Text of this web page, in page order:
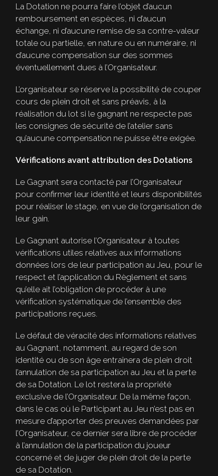
La Dotation ne pourra faire l’objet d’aucun
remboursement en espèces, ni d’aucun
échange, ni d’aucune remise de sa contre-valeur
totale ou partielle, en nature ou en numéraire, ni
d’aucune compensation sur des sommes
éventuellement dues à l’Organisateur.
L’organisateur se réserve la possibilité de couper
cours de plein droit et sans préavis, à la
réalisation du lot si le gagnant ne respecte pas
les consignes de sécurité de l’atelier sans
qu’aucune compensation ne puisse être exigée.
Vérifications avant attribution des Dotations
Le Gagnant sera contacté par l’Organisateur
pour confirmer leur identité et leurs disponibilités
pour réaliser le stage, en vue de l’organisation de
leur gain.
Le Gagnant autorise l’Organisateur à toutes
vérifications utiles relatives aux informations
données lors de leur participation au Jeu, pour le
respect et l’application du Règlement et sans
qu’elle ait l’obligation de procéder à une
vérification systématique de l’ensemble des
participations reçues.
Le défaut de véracité des informations relatives
au Gagnant, notamment, au regard de son
identité ou de son âge entraînera de plein droit
l’annulation de sa participation au Jeu et la perte
de sa Dotation. Le lot restera la propriété
exclusive de l’Organisateur. De la même façon,
dans le cas où le Participant au Jeu n’est pas en
mesure d’apporter des preuves demandées par
l’Organisateur, ce dernier sera libre de procéder
à l’annulation de la participation du joueur
concerné et de juger de plein droit de la perte
de sa Dotation.